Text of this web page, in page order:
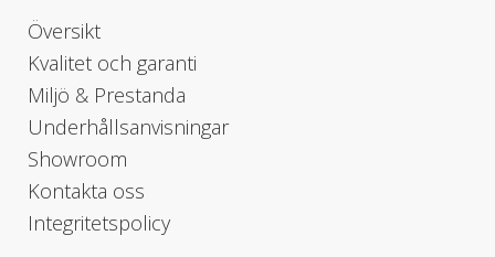
Översikt
Kvalitet och garanti
Miljö & Prestanda
Underhållsanvisningar
Showroom
Kontakta oss
Integritetspolicy